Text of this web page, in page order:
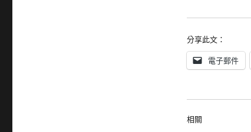
分享此文：
電子郵件
相關